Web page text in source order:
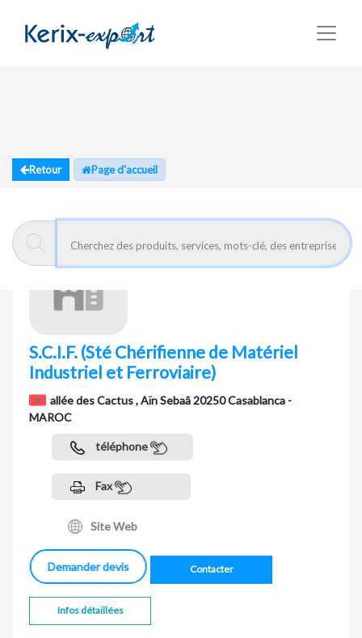
Retour Page d'accueil
S.C.I.F. (Sté Chérifienne de Matériel
Industriel et Ferroviaire)
allée des Cactus , Aïn Sebaâ 20250 Casablanca -
MAROC
téléphone
Fax
Site Web
Demander devis Contacter
Infos détaillées